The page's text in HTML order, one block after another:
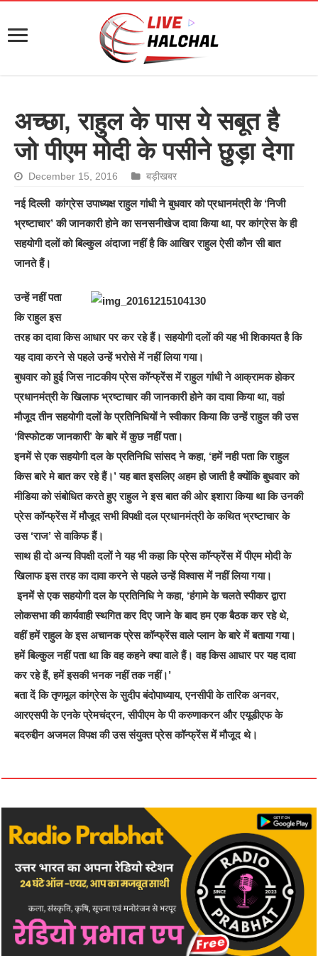
अच्छा, राहुल के पास ये सबूत है
जो पीएम मोदी के पसीने छुड़ा देगा
December 15, 2016 बड़ीखबर
नई दिल्ली कांग्रेस उपाध्यक्ष राहुल गांधी ने बुधवार को प्रधानमंत्री के ‘निजी
भ्रष्टाचार’ की जानकारी होने का सनसनीखेज दावा किया था, पर कांग्रेस के ही
सहयोगी दलों को बिल्कुल अंदाजा नहीं है कि आखिर राहुल ऐसी कौन सी बात
जानते हैं।
उन्हें नहीं पता
कि राहुल इस
तरह का दावा किस आधार पर कर रहे हैं। सहयोगी दलों की यह भी शिकायत है कि
यह दावा करने से पहले उन्हें भरोसे में नहीं लिया गया।
बुधवार को हुई जिस नाटकीय प्रेस कॉन्फ्रेंस में राहुल गांधी ने आक्रामक होकर
प्रधानमंत्री के खिलाफ भ्रष्टाचार की जानकारी होने का दावा किया था, वहां
मौजूद तीन सहयोगी दलों के प्रतिनिधियों ने स्वीकार किया कि उन्हें राहुल की उस
‘विस्फोटक जानकारी’ के बारे में कुछ नहीं पता।
इनमें से एक सहयोगी दल के प्रतिनिधि सांसद ने कहा, ‘हमें नही पता कि राहुल
किस बारे मे बात कर रहे हैं।’ यह बात इसलिए अहम हो जाती है क्योंकि बुधवार को
मीडिया को संबोधित करते हुए राहुल ने इस बात की ओर इशारा किया था कि उनकी
प्रेस कॉन्फ्रेंस में मौजूद सभी विपक्षी दल प्रधानमंत्री के कथित भ्रष्टाचार के
उस ‘राज’ से वाकिफ हैं।
साथ ही दो अन्य विपक्षी दलों ने यह भी कहा कि प्रेस कॉन्फ्रेंस में पीएम मोदी के
खिलाफ इस तरह का दावा करने से पहले उन्हें विश्वास में नहीं लिया गया।
इनमें से एक सहयोगी दल के प्रतिनिधि ने कहा, ‘हंगामे के चलते स्पीकर द्वारा
लोकसभा की कार्यवाही स्थगित कर दिए जाने के बाद हम एक बैठक कर रहे थे,
वहीं हमें राहुल के इस अचानक प्रेस कॉन्फ्रेंस वाले प्लान के बारे में बताया गया।
हमें बिल्कुल नहीं पता था कि वह कहने क्या वाले हैं। वह किस आधार पर यह दावा
कर रहे हैं, हमें इसकी भनक नहीं तक नहीं।’
बता दें कि तृणमूल कांग्रेस के सुदीप बंदोपाध्याय, एनसीपी के तारिक अनवर,
आरएसपी के एनके प्रेमचंद्रन, सीपीएम के पी करुणाकरन और एयूडीएफ के
बदरुद्दीन अजमल विपक्ष की उस संयुक्त प्रेस कॉन्फ्रेंस में मौजूद थे।